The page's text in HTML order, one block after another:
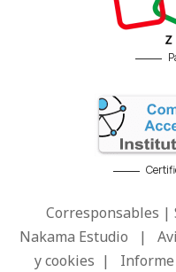
Corresponsables |
Nakama Estudio |
y cookies |